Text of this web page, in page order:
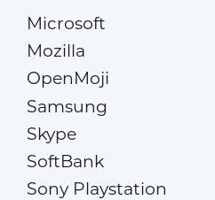
Microsoft
Mozilla
OpenMoji
Samsung
Skype
SoftBank
Sony Playstation